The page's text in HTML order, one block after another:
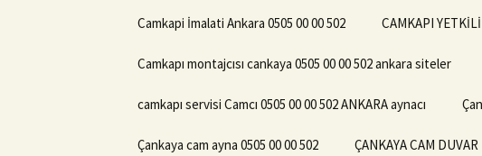
Camkapi İmalati Ankara 0505 00 00 502 CAMKAPI
Camkapı montajcısı cankaya 0505 00 00 502 ankara siteler
camkapı servisi Camcı 0505 00 00 502 ANKARA aynacı
Çankaya cam ayna 0505 00 00 502 ÇANKAYA CAM